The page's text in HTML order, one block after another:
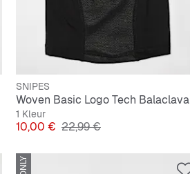
SNIPES
Woven Basic Logo Tech Balaclava
1 Kleur
Prijs
10,00 € Originele Prijs
22,99 €